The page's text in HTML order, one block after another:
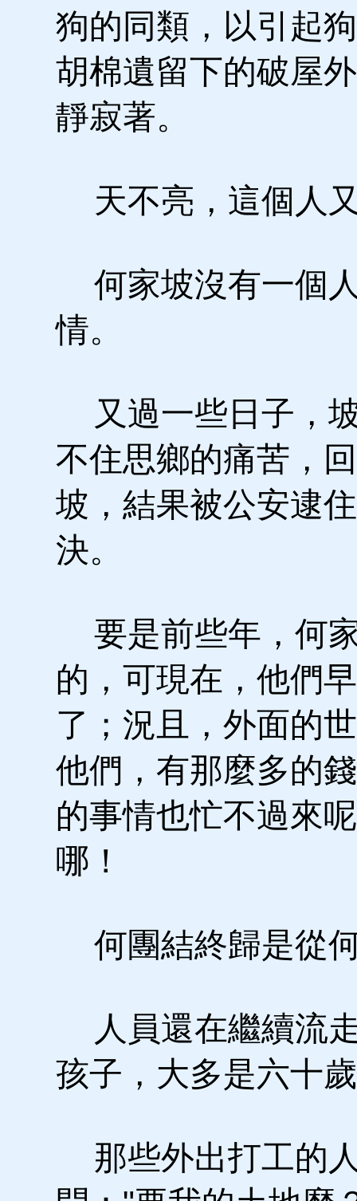
狗的同類，以引起
胡棉遺留下的破屋
靜寂著。
天不亮，這個人
何家坡沒有一個
情。
又過一些日子，
不住思鄉的痛苦，
坡，結果被公安逮
決。
要是前些年，何
的，可現在，他們
了；況且，外面的
他們，有那麼多的
的事情也忙不過來
哪！
何團結終歸是從
人員還在繼續流
孩子，大多是六十
那些外出打工的